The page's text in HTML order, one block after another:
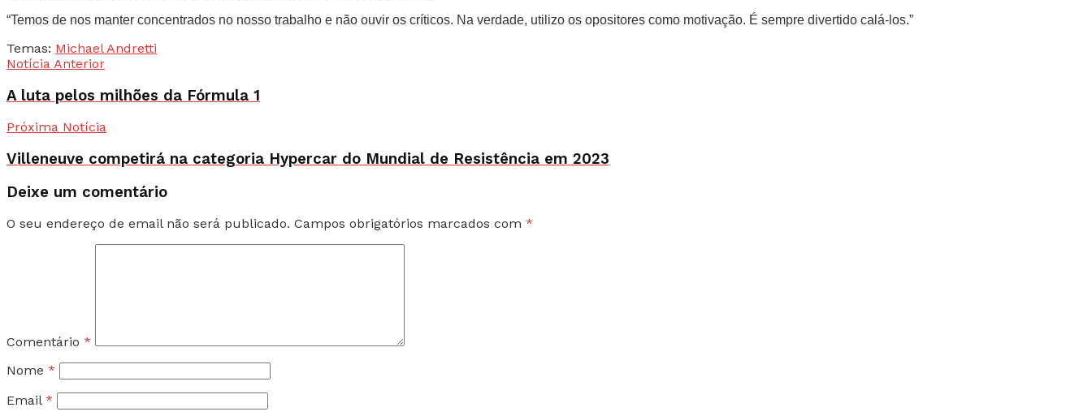
“Temos de nos manter concentrados no nosso trabalho e não ouvir os críticos. Na verdade, utilizo os opositores como motivação. É sempre divertido calá-los.”
Temas: Michael Andretti
Notícia Anterior
A luta pelos milhões da Fórmula 1
Próxima Notícia
Villeneuve competirá na categoria Hypercar do Mundial de Resistência em 2023
Deixe um comentário
O seu endereço de email não será publicado. Campos obrigatórios marcados com *
Comentário *
Nome *
Email *